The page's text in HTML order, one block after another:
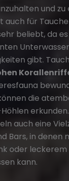
und zu
auch für
beliebt, da
gibt.
die
auch eine
Bars, in denen
oder leckerem
kann.